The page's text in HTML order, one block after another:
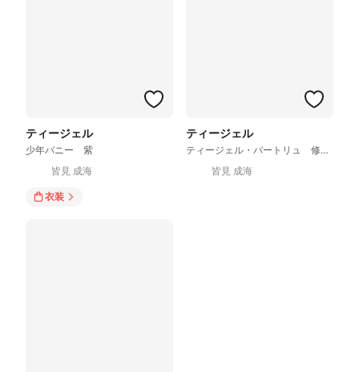
ティージェル
少年バニー 紫
皆見 成海
衣装
ティージェル
ティージェル・バートリュ 修正版
皆見 成海